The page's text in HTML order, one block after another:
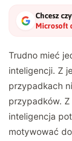
Chcesz
Microsoft
Trudno mieć
inteligencji. Z
przypadkach
przypadków.
inteligencja
motywować